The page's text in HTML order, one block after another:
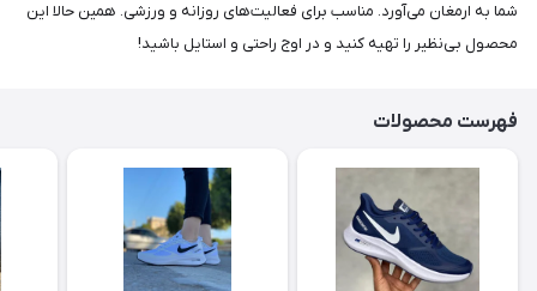
شما به ارمغان می‌آورد. مناسب برای فعالیت‌های روزانه و ورزشی. همین حالا این
محصول بی‌نظیر را تهیه کنید و در اوج راحتی و استایل باشید!
فهرست محصولات